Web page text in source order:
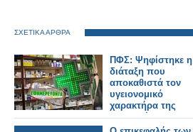
ΣΧΕΤΙΚΑ ΑΡΘΡΑ
ΠΦΣ: Ψηφίστηκε η
διάταξη που
αποκαθιστά τον
υγειονομικό
χαρακτήρα της
διανυκτέρευσης
φαρμακείων